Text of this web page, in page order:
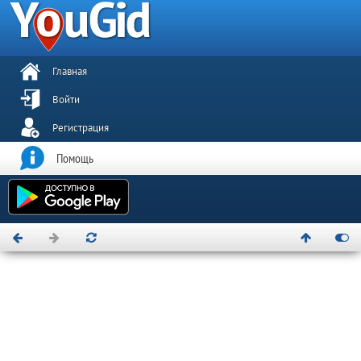
Главная
Войти
Регистрация
Помощь